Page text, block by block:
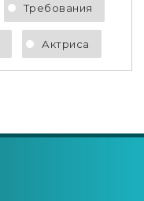
Требования
Актриса